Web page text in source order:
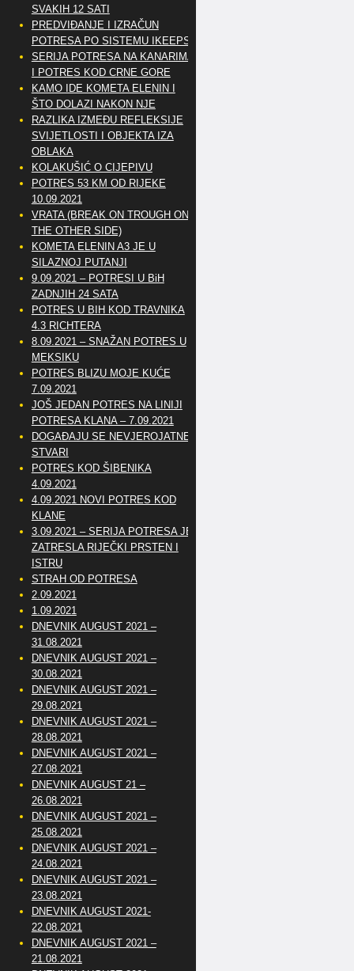
SVAKIH 12 SATI
PREDVIĐANJE I IZRAČUN
POTRESA PO SISTEMU IKEEPS
SERIJA POTRESA NA KANARIMA
I POTRES KOD CRNE GORE
KAMO IDE KOMETA ELENIN I
ŠTO DOLAZI NAKON NJE
RAZLIKA IZMEĐU REFLEKSIJE
SVIJETLOSTI I OBJEKTA IZA
OBLAKA
KOLAKUŠIĆ O CIJEPIVU
POTRES 53 KM OD RIJEKE
10.09.2021
VRATA (BREAK ON TROUGH ON
THE OTHER SIDE)
KOMETA ELENIN A3 JE U
SILAZNOJ PUTANJI
9.09.2021 – POTRESI U BiH
ZADNJIH 24 SATA
POTRES U BIH KOD TRAVNIKA
4.3 RICHTERA
8.09.2021 – SNAŽAN POTRES U
MEKSIKU
POTRES BLIZU MOJE KUĆE
7.09.2021
JOŠ JEDAN POTRES NA LINIJI
POTRESA KLANA – 7.09.2021
DOGAĐAJU SE NEVJEROJATNE
STVARI
POTRES KOD ŠIBENIKA
4.09.2021
4.09.2021 NOVI POTRES KOD
KLANE
3.09.2021 – SERIJA POTRESA JE
ZATRESLA RIJEČKI PRSTEN I
ISTRU
STRAH OD POTRESA
2.09.2021
1.09.2021
DNEVNIK AUGUST 2021 –
31.08.2021
DNEVNIK AUGUST 2021 –
30.08.2021
DNEVNIK AUGUST 2021 –
29.08.2021
DNEVNIK AUGUST 2021 –
28.08.2021
DNEVNIK AUGUST 2021 –
27.08.2021
DNEVNIK AUGUST 21 –
26.08.2021
DNEVNIK AUGUST 2021 –
25.08.2021
DNEVNIK AUGUST 2021 –
24.08.2021
DNEVNIK AUGUST 2021 –
23.08.2021
DNEVNIK AUGUST 2021-
22.08.2021
DNEVNIK AUGUST 2021 –
21.08.2021